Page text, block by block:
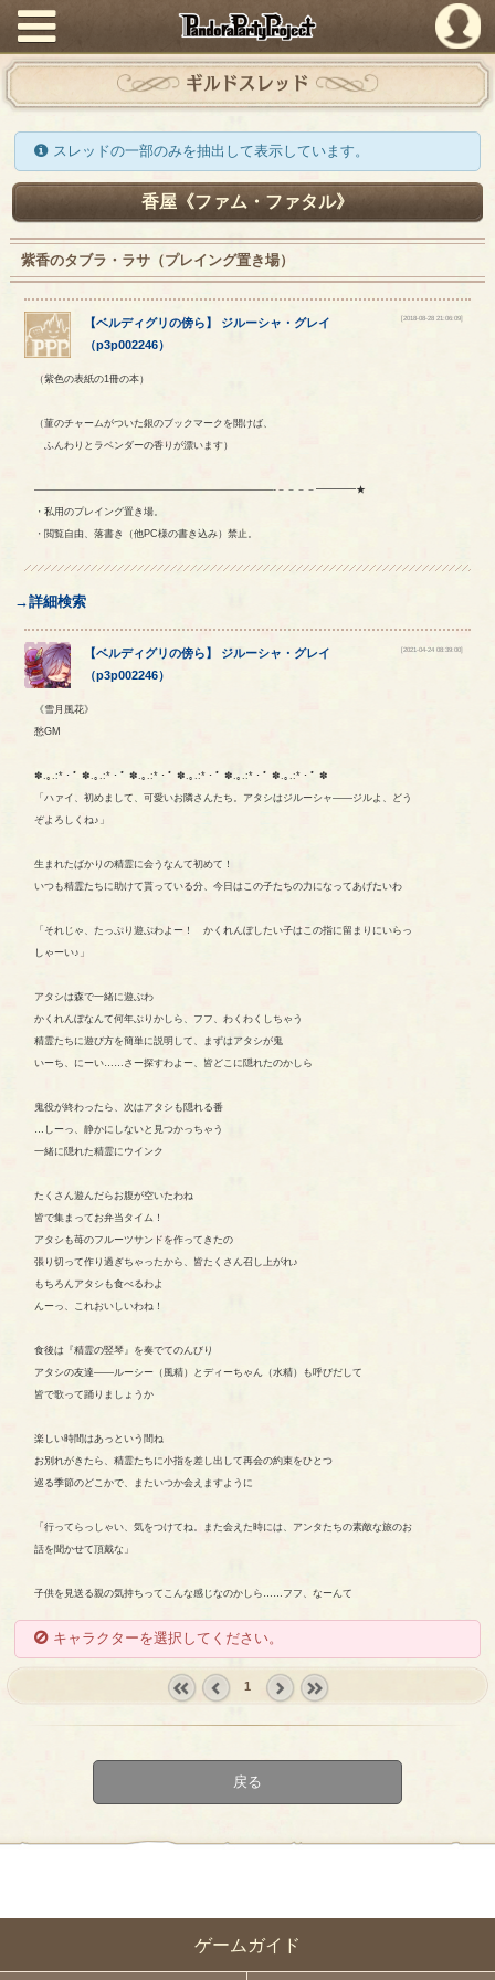
PandoraPartyProject
ゲームガイド
ギルドスレッド
スレッドの一部のみを抽出して表示しています。
香屋《ファム・ファタル》
紫香のタブラ・ラサ（プレイング置き場）
【ベルディグリの傍ら】 ジルーシャ ・ グレイ
（p3p002246）
[2018-08-28 21:06:09]
（紫色の表紙の1冊の本）
（菫のチャームがついた銀のブックマークを開けば、
ふんわりとラベンダーの香りが漂います）
————————————————————————-－－－－━━━━★
・私用のプレイング置き場。
・閲覧自由、落書き（他PC様の書き込み）禁止。
→詳細検索
【ベルディグリの傍ら】 ジルーシャ ・ グレイ
（p3p002246）
[2021-04-24 08:39:00]
《雪月風花》
愁GM
✽.｡.:*・ﾟ ✽.｡.:*・ﾟ ✽.｡.:*・ﾟ ✽.｡.:*・ﾟ ✽.｡.:*・ﾟ ✽.｡.:*・ﾟ ✽
「ハァイ、初めまして、可愛いお隣さんたち。アタシはジルーシャ――ジルよ、どう
ぞよろしくね♪」
生まれたばかりの精霊に会うなんて初めて！
いつも精霊たちに助けて貰っている分、今日はこの子たちの力になってあげたいわ
「それじゃ、たっぷり遊ぶわよー！ かくれんぼしたい子はこの指に留まりにいらっ
しゃーい♪」
アタシは森で一緒に遊ぶわ
かくれんぼなんて何年ぶりかしら、フフ、わくわくしちゃう
精霊たちに遊び方を簡単に説明して、まずはアタシが鬼
いーち、にーい……さー探すわよー、皆どこに隠れたのかしら
鬼役が終わったら、次はアタシも隠れる番
…しーっ、静かにしないと見つかっちゃう
一緒に隠れた精霊にウインク
たくさん遊んだらお腹が空いたわね
皆で集まってお弁当タイム！
アタシも苺のフルーツサンドを作ってきたの
張り切って作り過ぎちゃったから、皆たくさん召し上がれ♪
もちろんアタシも食べるわよ
んーっ、これおいしいわね！
食後は『精霊の竪琴』を奏でてのんびり
アタシの友達――ルーシー（風精）とディーちゃん（水精）も呼びだして
皆で歌って踊りましょうか
楽しい時間はあっという間ね
お別れがきたら、精霊たちに小指を差し出して再会の約束をひとつ
巡る季節のどこかで、またいつか会えますように
「行ってらっしゃい、気をつけてね。また会えた時には、アンタたちの素敵な旅のお
話を聞かせて頂戴な」
子供を見送る親の気持ちってこんな感じなのかしら……フフ、なーんて
キャラクターを選択してください。
1
戻る